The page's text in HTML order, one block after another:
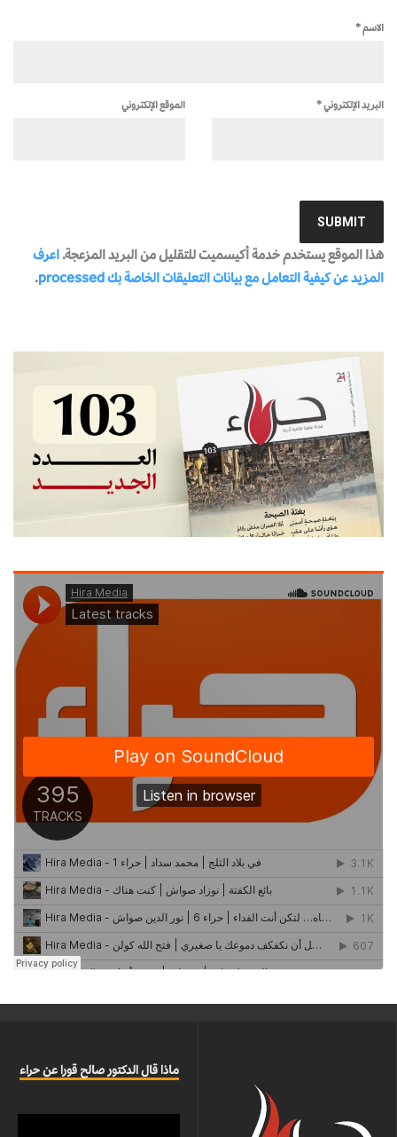
الاسم *
البريد الإلكتروني* الموقع الإلكتروني
هذا الموقع يستخدم خدمة أكيسميت للتقليل من البريد المزعجة. اعرف
المزيد عن كيفية التعامل مع بيانات التعليقات الخاصة بك processed
.
ماذا قال الدكتور صالح قورا عن حراء